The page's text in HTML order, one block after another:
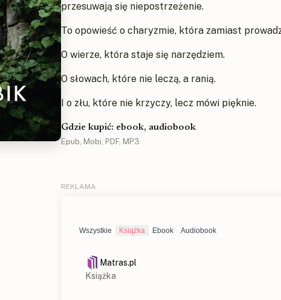
przesuwają się niepostrzeżenie.
To opowieść o charyzmie, która zamiast
O wierze, która staje się narzędziem.
O słowach, które nie leczą, a ranią.
I o złu, które nie krzyczy, lecz mówi pięknie.
Gdzie kupić: ebook, audiobook
Epub, Mobi, PDF, MP3